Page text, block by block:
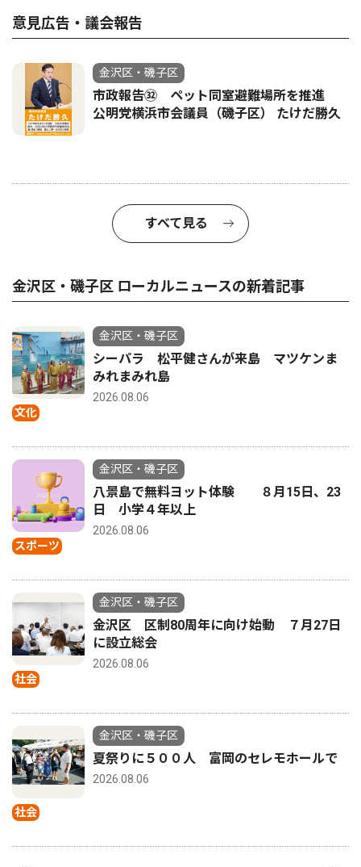
意見広告・議会報告
金沢区・磯子区
市政報告㉜ ペット同室避難場所を推進
公明党横浜市会議員（磯子区） たけだ勝久
すべて見る
金沢区・磯子区 ローカルニュースの新着記事
文化
金沢区・磯子区
シーパラ 松平健さんが来島 マツケンま
みれまみれ島
2026.08.06
スポーツ
金沢区・磯子区
八景島で無料ヨット体験 ８月15日、23
日 小学４年以上
2026.08.06
社会
金沢区・磯子区
金沢区 区制80周年に向け始動 ７月27日
に設立総会
2026.08.06
社会
金沢区・磯子区
夏祭りに５００人 富岡のセレモホールで
2026.08.06